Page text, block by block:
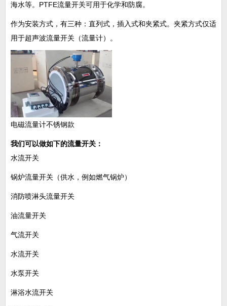
海水等。PTFE流量开关可用于化学和防腐。
作为安装方式，有三种：直列式，插入式和夹紧式。夹紧方式仅适
用于超声波流量开关（流量计）。
电磁流量计不锈钢款
我们可以做如下的流量开关：
水流开关
锅炉流量开关（供水，例如燃气锅炉）
消防喷淋头流量开关
油流量开关
气流开关
水流开关
水泵开关
淋浴水流开关